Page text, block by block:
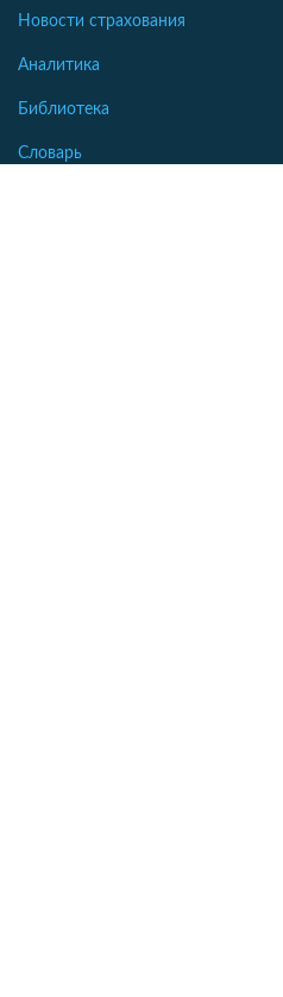
Новости страхования
Аналитика
Библиотека
Словарь